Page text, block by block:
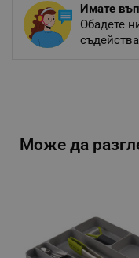
Имате
Обадете
Може да